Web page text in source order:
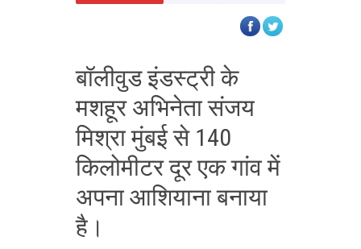
बॉलीवुड इंडस्ट्री के
मशहूर अभिनेता संजय
मिश्रा मुंबई से 140
किलोमीटर दूर एक गांव में
अपना आशियाना बनाया
है।